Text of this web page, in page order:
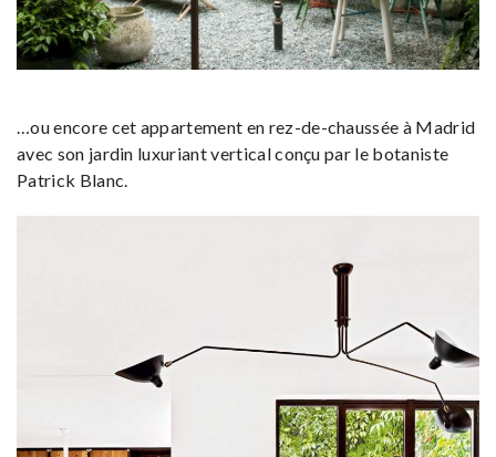
…ou encore cet appartement en rez-de-chaussée à Madrid
avec son jardin luxuriant vertical conçu par le botaniste
Patrick Blanc.